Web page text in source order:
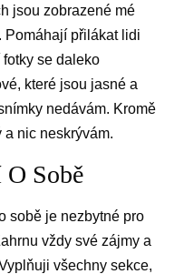
jsou zobrazené mé
Pomáhají přilákat lidi
se daleko
které jsou jasné a
nedávám. Kromě
a nic neskrývám.
Sobě
sobě je nezbytné pro
vždy své zájmy a
všechny sekce,